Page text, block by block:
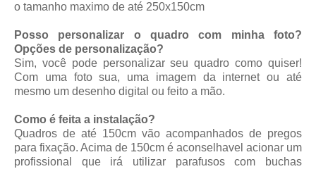
o tamanho maximo de até 250x150cm
Posso personalizar o quadro com minha foto?
Opções de personalização?
Sim, você pode personalizar seu quadro como quiser!
Com uma foto sua, uma imagem da internet ou até
mesmo um desenho digital ou feito a mão.
Como é feita a instalação?
Quadros de até 150cm vão acompanhados de pregos
para fixação. Acima de 150cm é aconselhavel acionar um
profissional que irá utilizar parafusos com buchas